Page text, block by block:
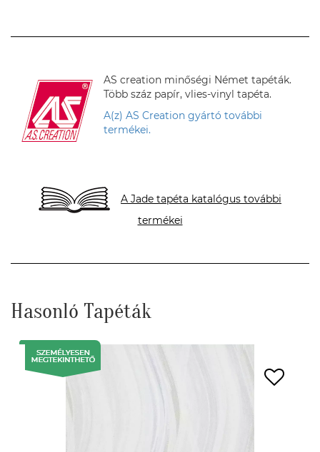
AS creation minőségi Német tapéták.
Több száz papír, vlies-vinyl tapéta.
A(z) AS Creation gyártó további
termékei.
A Jade tapéta katalógus további
termékei
Hasonló Tapéták